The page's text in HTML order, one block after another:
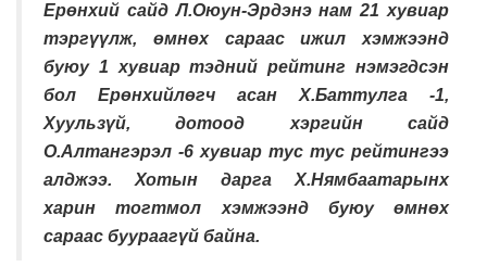
Ерөнхий сайд Л.Оюун-Эрдэнэ нам 21 хувиар
тэргүүлж, өмнөх сараас ижил хэмжээнд
буюу 1 хувиар тэдний рейтинг нэмэгдсэн
бол Ерөнхийлөгч асан Х.Баттулга -1,
Хуульзүй, дотоод хэргийн сайд
О.Алтангэрэл -6 хувиар тус тус рейтингээ
алджээ. Хотын дарга Х.Нямбаатарынх
харин тогтмол хэмжээнд буюу өмнөх
сараас буураагүй байна.